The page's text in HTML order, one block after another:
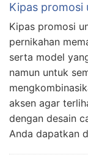
Kipas promosi
Kipas promosi
pernikahan
serta model
namun untuk
aksen agar
dengan desain
Anda dapatkan